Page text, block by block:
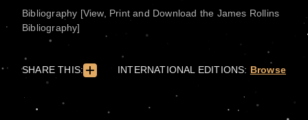
Bibliography [View, Print and Download the James Rollins
Bibliography]
SHARE THIS: INTERNATIONAL EDITIONS: Browse